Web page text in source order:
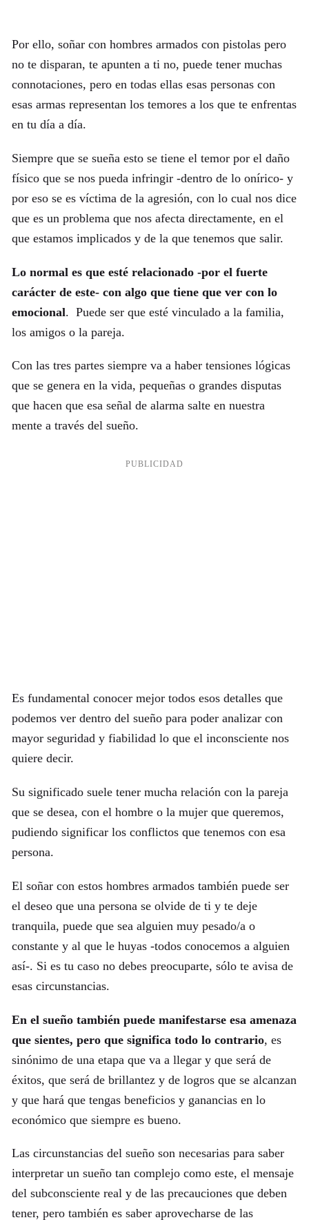
Por ello, soñar con hombres armados con pistolas pero
no te disparan, te apunten a ti no, puede tener muchas
connotaciones, pero en todas ellas esas personas con
esas armas representan los temores a los que te enfrentas
en tu día a día.
Siempre que se sueña esto se tiene el temor por el daño
físico que se nos pueda infringir -dentro de lo onírico- y
por eso se es víctima de la agresión, con lo cual nos dice
que es un problema que nos afecta directamente, en el
que estamos implicados y de la que tenemos que salir.
Lo normal es que esté relacionado -por el fuerte
carácter de este- con algo que tiene que ver con lo
emocional. Puede ser que esté vinculado a la familia,
los amigos o la pareja.
Con las tres partes siempre va a haber tensiones lógicas
que se genera en la vida, pequeñas o grandes disputas
que hacen que esa señal de alarma salte en nuestra
mente a través del sueño.
Es fundamental conocer mejor todos esos detalles que
podemos ver dentro del sueño para poder analizar con
mayor seguridad y fiabilidad lo que el inconsciente nos
quiere decir.
Su significado suele tener mucha relación con la pareja
que se desea, con el hombre o la mujer que queremos,
pudiendo significar los conflictos que tenemos con esa
persona.
El soñar con estos hombres armados también puede ser
el deseo que una persona se olvide de ti y te deje
tranquila, puede que sea alguien muy pesado/a o
constante y al que le huyas -todos conocemos a alguien
así-. Si es tu caso no debes preocuparte, sólo te avisa de
esas circunstancias.
En el sueño también puede manifestarse esa amenaza
que sientes, pero que significa todo lo contrario, es
sinónimo de una etapa que va a llegar y que será de
éxitos, que será de brillantez y de logros que se alcanzan
y que hará que tengas beneficios y ganancias en lo
económico que siempre es bueno.
Las circunstancias del sueño son necesarias para saber
interpretar un sueño tan complejo como este, el mensaje
del subconsciente real y de las precauciones que deben
tener, pero también es saber aprovecharse de las